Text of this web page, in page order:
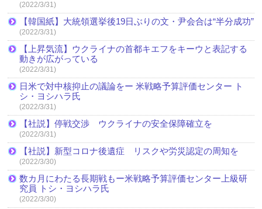
(2022/3/31)
【韓国紙】大統領選挙後19日ぶりの文・尹会合は“半分成功”
(2022/3/31)
【上昇気流】ウクライナの首都キエフをキーウと表記する
動きが広がっている
(2022/3/31)
日米で対中核抑止の議論をー 米戦略予算評価センター ト
シ・ヨシハラ氏
(2022/3/31)
【社説】停戦交渉 ウクライナの安全保障確立を
(2022/3/31)
【社説】新型コロナ後遺症 リスクや労災認定の周知を
(2022/3/30)
数カ月にわたる長期戦もー米戦略予算評価センター上級研
究員 トシ・ヨシハラ氏
(2022/3/30)